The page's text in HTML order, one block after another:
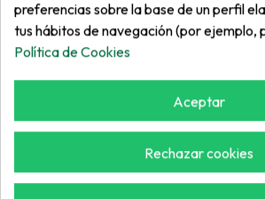
preferencias sobre la base de un perfil
tus hábitos de navegación (por ejemplo,
Política de Cookies
Aceptar
Rechazar cookies